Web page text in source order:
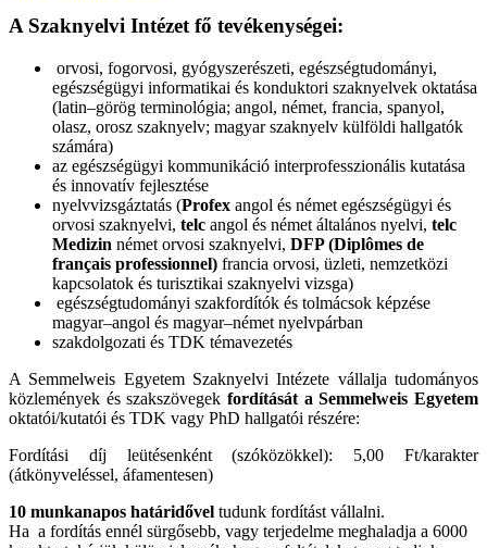
A Szaknyelvi Intézet fő tevékenységei:
orvosi, fogorvosi, gyógyszerészeti, egészségtudományi,
egészségügyi informatikai és konduktori szaknyelvek oktatása
(latin–görög terminológia; angol, német, francia, spanyol,
olasz, orosz szaknyelv; magyar szaknyelv külföldi hallgatók
számára)
az egészségügyi kommunikáció interprofesszionális kutatása
és innovatív fejlesztése
nyelvvizsgáztatás (Profex angol és német egészségügyi és
orvosi szaknyelvi, telc angol és német általános nyelvi, telc
Medizin német orvosi szaknyelvi, DFP (Diplômes de
français professionnel) francia orvosi, üzleti, nemzetközi
kapcsolatok és turisztikai szaknyelvi vizsga)
egészségtudományi szakfordítók és tolmácsok képzése
magyar–angol és magyar–német nyelvpárban
szakdolgozati és TDK témavezetés
A Semmelweis Egyetem Szaknyelvi Intézete vállalja tudományos
közlemények és szakszövegek fordítását a Semmelweis Egyetem
oktatói/kutatói és TDK vagy PhD hallgatói részére:
Fordítási díj leütésenként (szóközökkel): 5,00 Ft/karakter
(átkönyveléssel, áfamentesen)
10 munkanapos határidővel tudunk fordítást vállalni.
Ha a fordítás ennél sürgősebb, vagy terjedelme meghaladja a 6000